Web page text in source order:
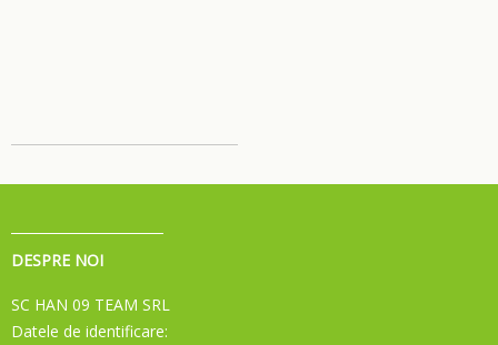
DESPRE NOI
SC HAN 09 TEAM SRL
Datele de identificare: